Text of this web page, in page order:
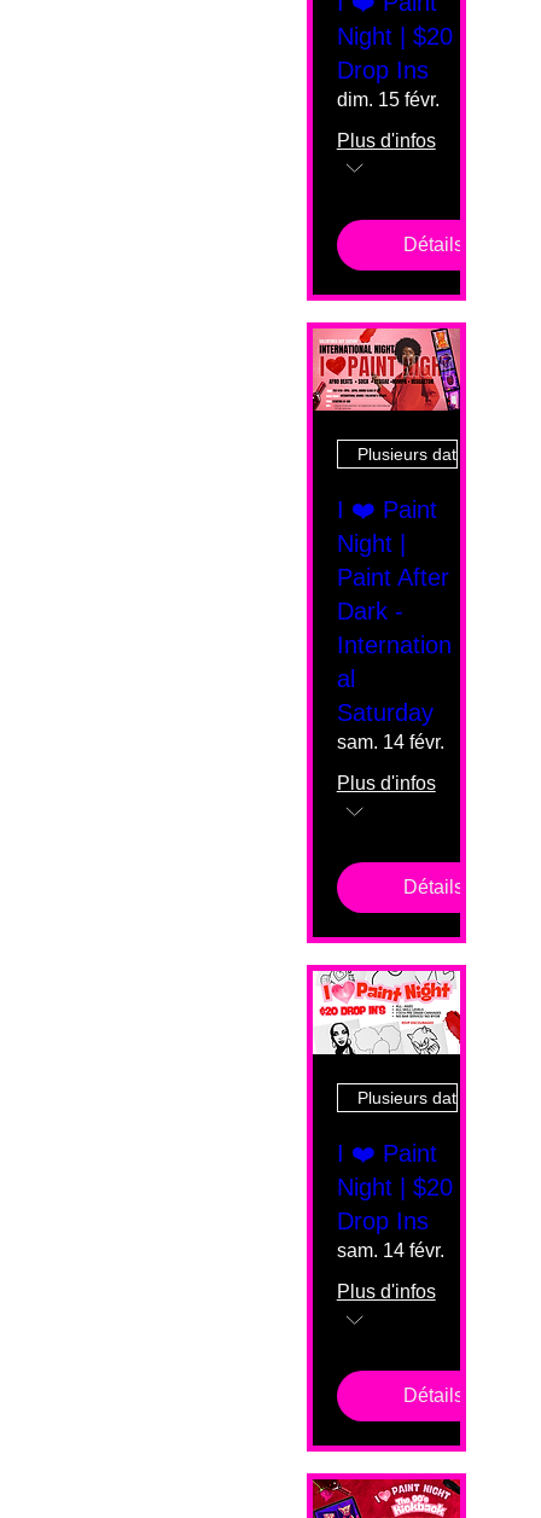
Night | $20
Drop Ins
dim. 15 févr.
Plus d'infos
Détails
Plusieurs dates
I ❤️ Paint
Night |
Paint After
Dark -
Internation
al
Saturday
sam. 14 févr.
Plus d'infos
Détails
Plusieurs dates
I ❤️ Paint
Night | $20
Drop Ins
sam. 14 févr.
Plus d'infos
Détails